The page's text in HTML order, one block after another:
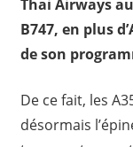
Thai Airways
B747, en plus
de son
De ce fait, les
désormais